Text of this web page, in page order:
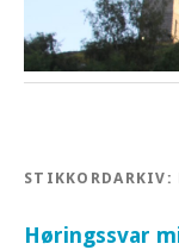
STIKKORDARKIV:
Høringssvar